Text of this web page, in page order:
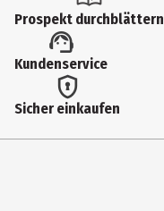
Zimt Cassia, gemahlen
Zertifizierung
EU-Bio
Eigenschaften
Prospekt durchblättern
Kundenservice
Sicher einkaufen